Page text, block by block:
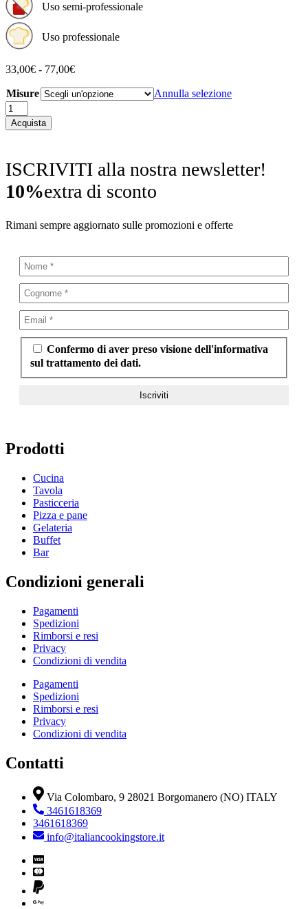
Uso semi-professionale
Uso professionale
33,00€ - 77,00€Fascia
prezzo:
Misure
Annulla selezione
Paderno
-
Tagliere
ulivo
Acquista
ISCRIVITI alla nostra newsletter!
10%extra di sconto
Rimani sempre aggiornato sulle promozioni e offerte
Confermo di aver preso visione dell'informativa
sul trattamento dei dati.
Prodotti
Cucina
Tavola
Pasticceria
Pizza e pane
Gelateria
Buffet
Bar
Condizioni generali
Pagamenti
Spedizioni
Rimborsi e resi
Privacy
Condizioni di vendita
Pagamenti
Spedizioni
Rimborsi e resi
Privacy
Condizioni di vendita
Contatti
Via Colombaro, 9 28021 Borgomanero (NO) ITALY
3461618369
3461618369
info@italiancookingstore.it